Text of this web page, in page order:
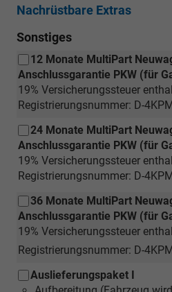
)
Nachrüstbare Extras
Sonstiges
12 Monate MultiPart
Anschlussgarantie PKW (für
19% Versicherungssteuer
Registrierungsnummer: D-
24 Monate MultiPart
Anschlussgarantie PKW (für
19% Versicherungssteuer
Registrierungsnummer: D-
36 Monate MultiPart
Anschlussgarantie PKW (für
19% Versicherungssteuer
Registrierungsnummer: D-
Auslieferungspaket I